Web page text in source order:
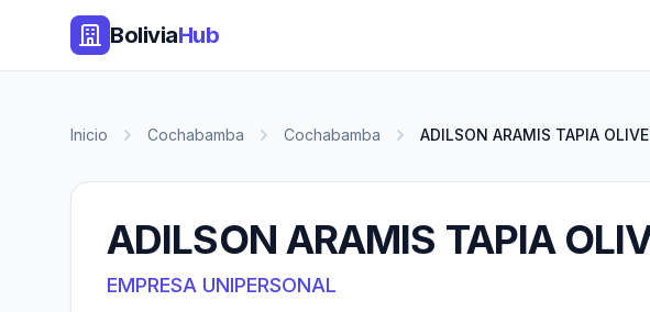
BoliviaHub
Inicio Cochabamba Cochabamba ADILSON ARAMIS TAPIA
ADILSON ARAMIS TAPIA
EMPRESA UNIPERSONAL